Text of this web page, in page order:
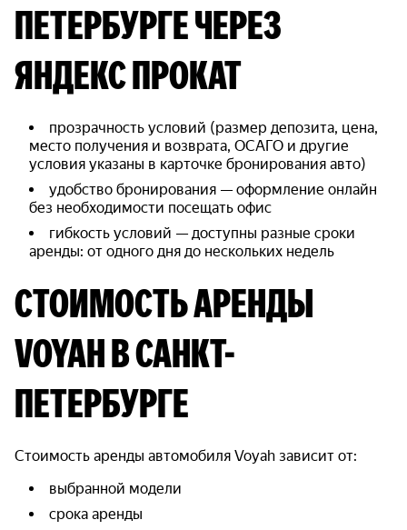
ПЕТЕРБУРГЕ ЧЕРЕЗ
ЯНДЕКС ПРОКАТ
прозрачность условий (размер депозита, цена,
место получения и возврата, ОСАГО и другие
условия указаны в карточке бронирования авто)
удобство бронирования — оформление онлайн
без необходимости посещать офис
гибкость условий — доступны разные сроки
аренды: от одного дня до нескольких недель
СТОИМОСТЬ АРЕНДЫ
VOYAH В САНКТ-
ПЕТЕРБУРГЕ
Стоимость аренды автомобиля Voyah зависит от:
выбранной модели
срока аренды